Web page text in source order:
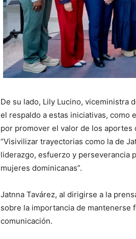
De su lado, Lily Lucino, viceministra
el respaldo a estas iniciativas, como
por promover el valor de los aportes
“Visivilizar trayectorias como la de
liderazgo, esfuerzo y perseverancia
mujeres dominicanas”.
Jatnna Tavárez, al dirigirse a la
sobre la importancia de mantenerse
comunicación.